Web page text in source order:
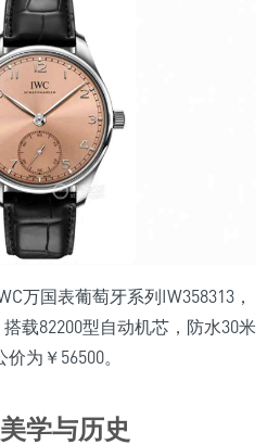
万国表葡萄牙系列IW358313，
载82200型自动机芯，防水30米
为￥56500。
学与历史